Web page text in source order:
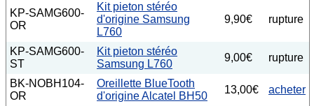
KP-SAMG600-
OR
Kit pieton stéréo
d'origine Samsung
L760
9,90€ rupture
KP-SAMG600-
ST
Kit pieton stéréo
Samsung L760
9,00€ rupture
BK-NOBH104-
OR
Oreillette BlueTooth
d'origine Alcatel BH50
13,00€ acheter